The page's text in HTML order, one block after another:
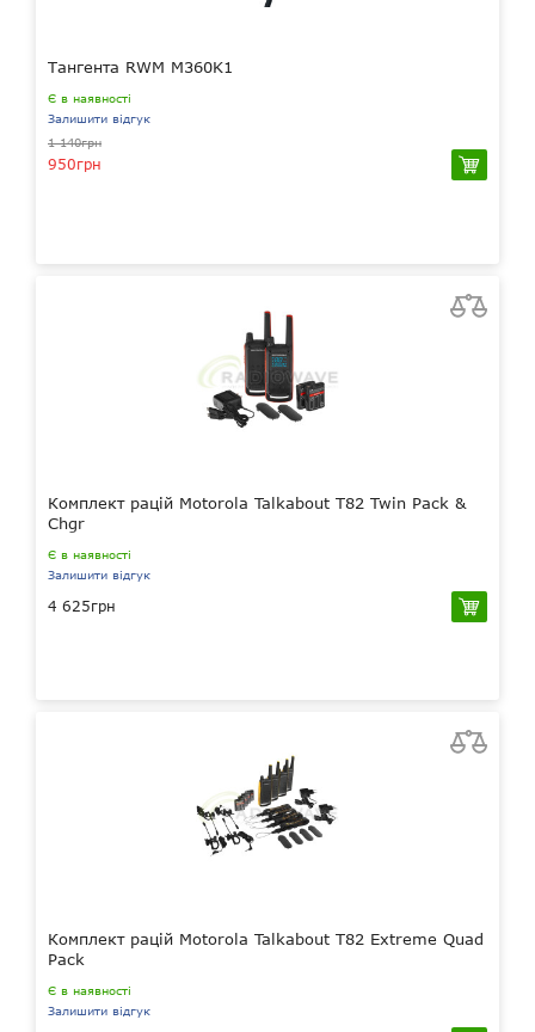
Тангента RWM M360K1
Є в наявності
Залишити відгук
1 140грн
950грн
Комплект рацій Motorola Talkabout T82 Twin Pack &
Chgr
Є в наявності
Залишити відгук
4 625грн
Комплект рацій Motorola Talkabout T82 Extreme Quad
Pack
Є в наявності
Залишити відгук